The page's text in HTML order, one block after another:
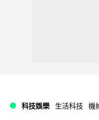
科技娛樂 生活科技 機